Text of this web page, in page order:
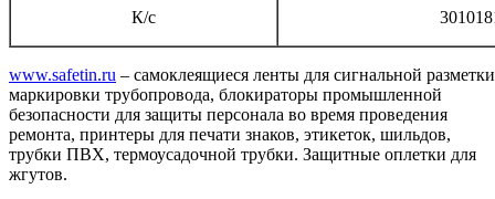
К/с
www.safetin.ru – самоклеящиеся ленты для сигнальной
маркировки трубопровода, блокираторы промышленной
безопасности для защиты персонала во время проведения
ремонта, принтеры для печати знаков, этикеток, шильдов,
трубки ПВХ, термоусадочной трубки. Защитные оплетки для
жгутов.